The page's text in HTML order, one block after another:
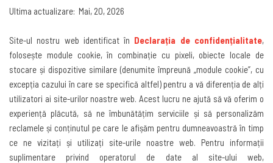
Ultima actualizare: Mai, 20, 2026
Site-ul nostru web identificat în Declarația de confidențialitate,
folosește module cookie, în combinație cu pixeli, obiecte locale de
stocare și dispozitive similare (denumite împreună „module cookie”, cu
excepția cazului în care se specifică altfel) pentru a vă diferenția de alți
utilizatori ai site-urilor noastre web. Acest lucru ne ajută să vă oferim o
experiență plăcută, să ne îmbunătățim serviciile și să personalizăm
reclamele și conținutul pe care le afișăm pentru dumneavoastră în timp
ce ne vizitați și utilizați site-urile noastre web. Pentru informații
suplimentare privind operatorul de date al site-ului web,